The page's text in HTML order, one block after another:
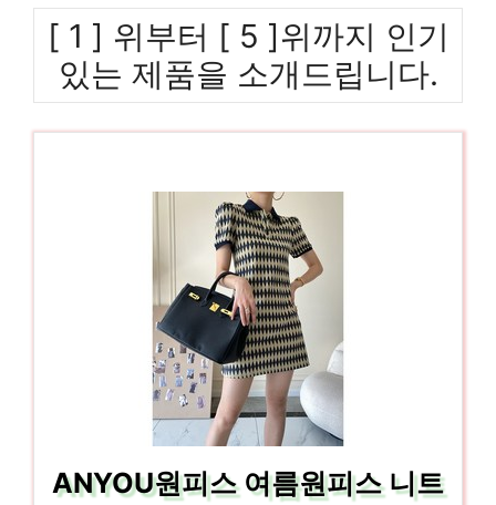
[ 1 ] 위부터 [ 5 ]위까지 인기
있는 제품을 소개드립니다.
ANYOU원피스 여름원피스 니트